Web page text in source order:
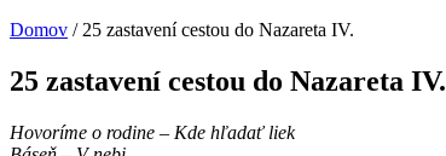
Domov / 25 zastavení cestou do Nazareta IV.
25 zastavení cestou do Nazareta IV.
Hovoríme o rodine – Kde hľadať liek